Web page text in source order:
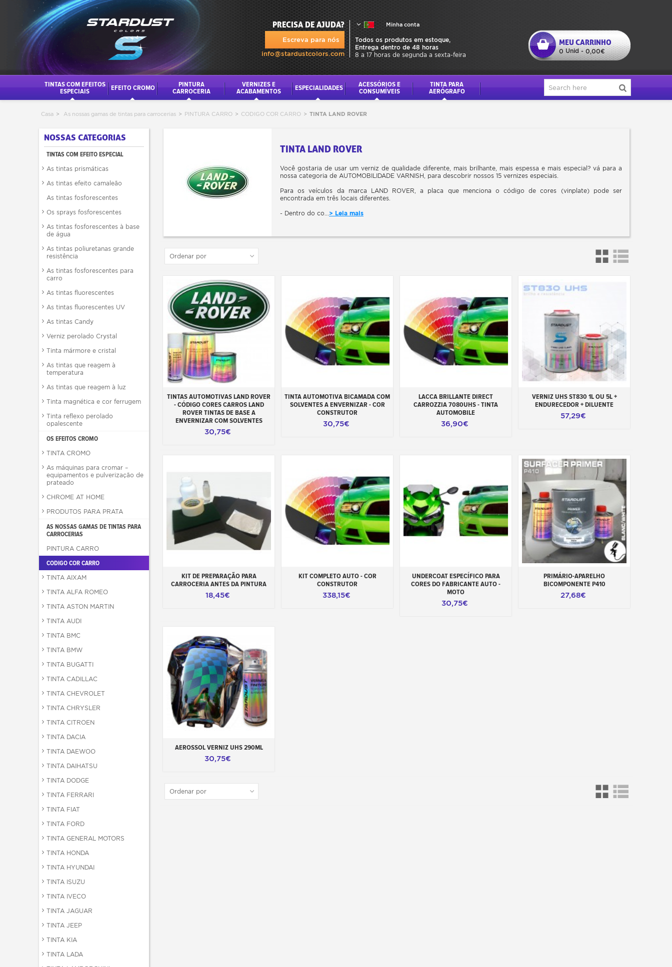
MEU CARRINHO
0 Unid - 0,00€
PRECISA DE AJUDA?
Escreva para nós
info@stardustcolors.com
Minha conta
Todos os produtos em estoque,
Entrega dentro de 48 horas
8 a 17 horas de segunda a sexta-feira
TINTAS COM EFEITOS
ESPECIAIS
EFEITO CROMO
PINTURA
CARROCERIA
VERNIZES E
ACABAMENTOS
ESPECIALIDADES
ACESSÓRIOS E
CONSUMÍVEIS
TINTA PARA
AERÓGRAFO
Casa > As nossas gamas de tintas para carrocerias > PINTURA CARRO > CODIGO COR CARRO > TINTA LAND ROVER
NOSSAS CATEGORIAS
TINTAS COM EFEITO ESPECIAL
As tintas prismáticas
As tintas efeito camaleão
As tintas fosforescentes
Os sprays fosforescentes
As tintas fosforescentes à base
de água
As tintas poliuretanas grande
resistência
As tintas fosforescentes para
carro
As tintas fluorescentes
As tintas fluorescentes UV
As tintas Candy
Verniz perolado Crystal
Tinta mármore e cristal
As tintas que reagem à
temperatura
As tintas que reagem à luz
Tinta magnética e cor ferrugem
Tinta reflexo perolado
opalescente
OS EFEITOS CROMO
TINTA CROMO
As máquinas para cromar –
equipamentos e pulverização de
prateado
CHROME AT HOME
PRODUTOS PARA PRATA
AS NOSSAS GAMAS DE TINTAS PARA
CARROCERIAS
PINTURA CARRO
CODIGO COR CARRO
TINTA AIXAM
TINTA ALFA ROMEO
TINTA ASTON MARTIN
TINTA AUDI
TINTA BMC
TINTA BMW
TINTA BUGATTI
TINTA CADILLAC
TINTA CHEVROLET
TINTA CHRYSLER
TINTA CITROEN
TINTA DACIA
TINTA DAEWOO
TINTA DAIHATSU
TINTA DODGE
TINTA FERRARI
TINTA FIAT
TINTA FORD
TINTA GENERAL MOTORS
TINTA HONDA
TINTA HYUNDAI
TINTA ISUZU
TINTA IVECO
TINTA JAGUAR
TINTA JEEP
TINTA KIA
TINTA LADA
TINTA LAND ROVER
Você gostaria de usar um verniz de qualidade diferente, mais brilhante, mais espessa e mais especial? vá para a
nossa categoria de AUTOMOBILIDADE VARNISH, para descobrir nossos 15 vernizes especiais.
Para os veículos da marca LAND ROVER, a placa que menciona o código de cores (vinplate) pode ser
encontrada em três locais diferentes.
- Dentro do co...> Leia mais
Ordenar por
Adicionar ao carrinho
TINTAS AUTOMOTIVAS LAND ROVER
- CÓDIGO CORES CARROS LAND
ROVER TINTAS DE BASE A
ENVERNIZAR COM SOLVENTES
30,75€
Adicionar ao carrinho
TINTA AUTOMOTIVA BICAMADA COM
SOLVENTES A ENVERNIZAR - COR
CONSTRUTOR
30,75€
Adicionar ao carrinho
LACCA BRILLANTE DIRECT
CARROZZIA 7080UHS - TINTA
AUTOMOBILE
36,90€
Adicionar ao carrinho
VERNIZ UHS ST830 1L OU 5L +
ENDURECEDOR + DILUENTE
57,29€
Adicionar ao carrinho
KIT DE PREPARAÇÃO PARA
CARROCERIA ANTES DA PINTURA
18,45€
Adicionar ao carrinho
KIT COMPLETO AUTO - COR
CONSTRUTOR
338,15€
Adicionar ao carrinho
UNDERCOAT ESPECÍFICO PARA
CORES DO FABRICANTE AUTO -
MOTO
30,75€
Adicionar ao carrinho
PRIMÁRIO-APARELHO
BICOMPONENTE P410
27,68€
Adicionar ao carrinho
AEROSSOL VERNIZ UHS 290ML
30,75€
Ordenar por